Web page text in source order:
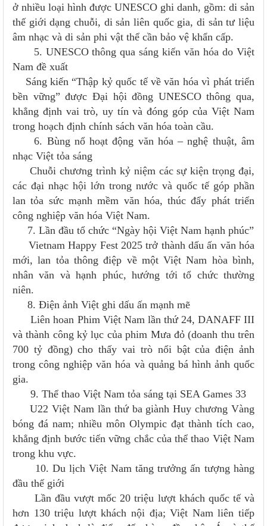
ở nhiều loại hình được UNESCO ghi danh, gồm: di sản
thế giới dạng chuỗi, di sản liên quốc gia, di sản tư liệu
âm nhạc và di sản phi vật thể cần bảo vệ khẩn cấp.
5. UNESCO thông qua sáng kiến văn hóa do Việt
Nam đề xuất
Sáng kiến “Thập kỷ quốc tế về văn hóa vì phát triển
bền vững” được Đại hội đồng UNESCO thông qua,
khẳng định vai trò, uy tín và đóng góp của Việt Nam
trong hoạch định chính sách văn hóa toàn cầu.
6. Bùng nổ hoạt động văn hóa – nghệ thuật, âm
nhạc Việt tỏa sáng
Chuỗi chương trình kỷ niệm các sự kiện trọng đại,
các đại nhạc hội lớn trong nước và quốc tế góp phần
lan tỏa sức mạnh mềm văn hóa, thúc đẩy phát triển
công nghiệp văn hóa Việt Nam.
7. Lần đầu tổ chức “Ngày hội Việt Nam hạnh phúc”
Vietnam Happy Fest 2025 trở thành dấu ấn văn hóa
mới, lan tỏa thông điệp về một Việt Nam hòa bình,
nhân văn và hạnh phúc, hướng tới tổ chức thường
niên.
8. Điện ảnh Việt ghi dấu ấn mạnh mẽ
Liên hoan Phim Việt Nam lần thứ 24, DANAFF III
và thành công kỷ lục của phim Mưa đỏ (doanh thu trên
700 tỷ đồng) cho thấy vai trò nổi bật của điện ảnh
trong công nghiệp văn hóa và quảng bá hình ảnh quốc
gia.
9. Thể thao Việt Nam tỏa sáng tại SEA Games 33
U22 Việt Nam lần thứ ba giành Huy chương Vàng
bóng đá nam; nhiều môn Olympic đạt thành tích cao,
khẳng định bước tiến vững chắc của thể thao Việt Nam
trong khu vực.
10. Du lịch Việt Nam tăng trưởng ấn tượng hàng
đầu thế giới
Lần đầu vượt mốc 20 triệu lượt khách quốc tế và
hơn 130 triệu lượt khách nội địa; Việt Nam liên tiếp